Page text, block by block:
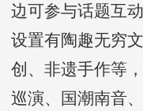
边可参与话题互
设置有陶趣无穷
创、非遗手作等
巡演、国潮南音